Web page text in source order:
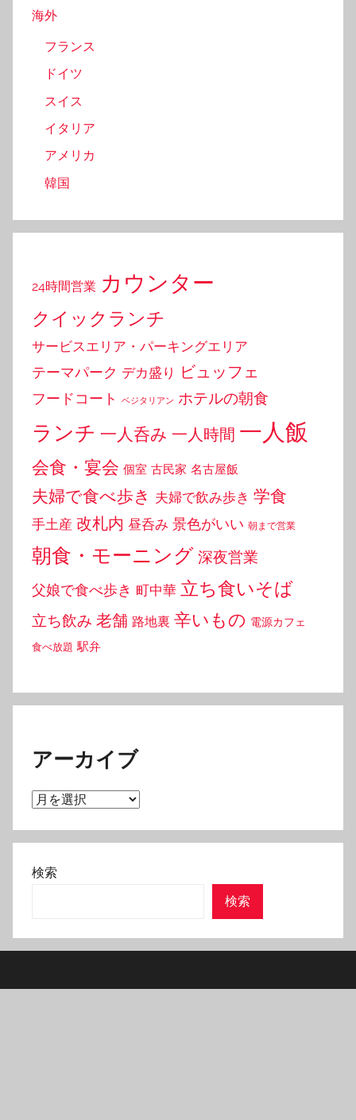
海外
フランス
ドイツ
スイス
イタリア
アメリカ
韓国
24時間営業 カウンター
クイックランチ
サービスエリア・パーキングエリア
テーマパーク デカ盛り ビュッフェ
フードコート ベジタリアン ホテルの朝食
ランチ 一人呑み 一人時間 一人飯
会食・宴会 個室 古民家 名古屋飯
夫婦で食べ歩き 夫婦で飲み歩き 学食
手土産 改札内 昼呑み 景色がいい 朝まで営業
朝食・モーニング 深夜営業
父娘で食べ歩き 町中華 立ち食いそば
立ち飲み 老舗 路地裏 辛いもの 電源カフェ
食べ放題 駅弁
アーカイブ
ア
カ
イ
検索
検索